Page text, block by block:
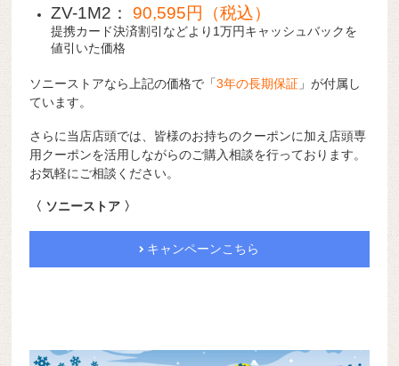
ZV-1M2： 90,595円（税込）
提携カード決済割引などより1万円キャッシュバックを
値引いた価格
ソニーストアなら上記の価格で「3年の長期保証 」が付属し
ています。
さらに当店店頭では、皆様のお持ちのクーポンに加え店頭専
用クーポンを活用しながらのご購入相談を行っております。
お気軽にご相談ください。
〈 ソニーストア 〉
キャンペーンこちら